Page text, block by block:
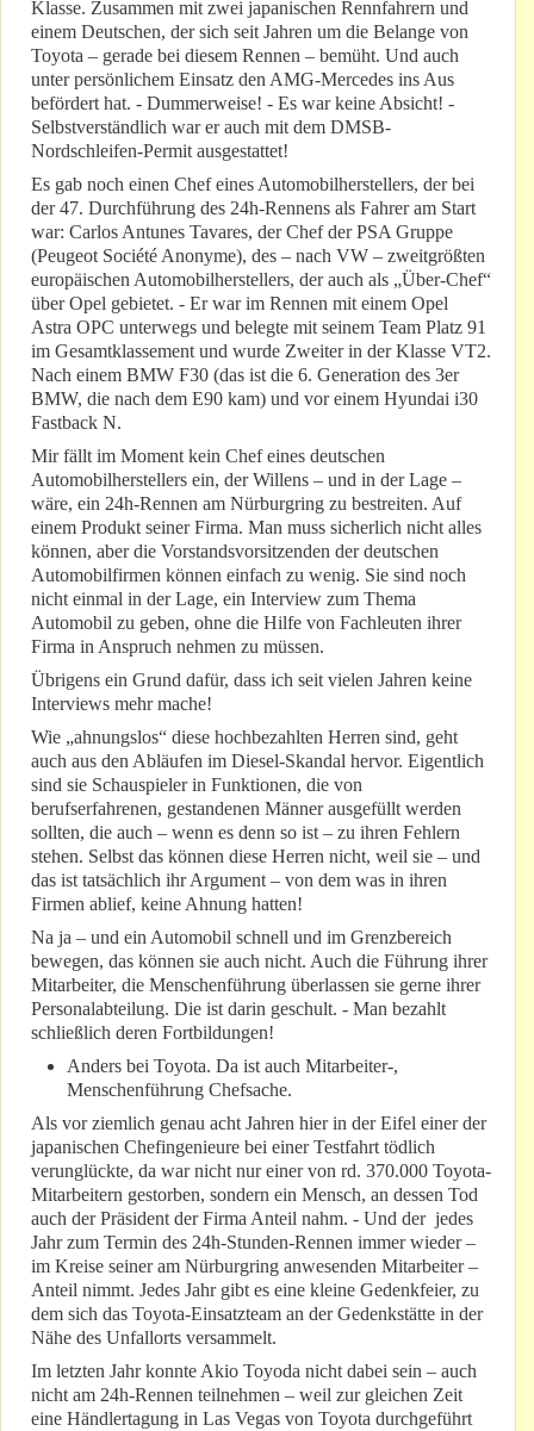
Klasse. Zusammen mit zwei japanischen Rennfahrern und
einem Deutschen, der sich seit Jahren um die Belange von
Toyota – gerade bei diesem Rennen – bemüht. Und auch
unter persönlichem Einsatz den AMG-Mercedes ins Aus
befördert hat. - Dummerweise! - Es war keine Absicht! -
Selbstverständlich war er auch mit dem DMSB-
Nordschleifen-Permit ausgestattet!
Es gab noch einen Chef eines Automobilherstellers, der bei
der 47. Durchführung des 24h-Rennens als Fahrer am Start
war: Carlos Antunes Tavares, der Chef der PSA Gruppe
(Peugeot Société Anonyme), des – nach VW – zweitgrößten
europäischen Automobilherstellers, der auch als „Über-Chef“
über Opel gebietet. - Er war im Rennen mit einem Opel
Astra OPC unterwegs und belegte mit seinem Team Platz 91
im Gesamtklassement und wurde Zweiter in der Klasse VT2.
Nach einem BMW F30 (das ist die 6. Generation des 3er
BMW, die nach dem E90 kam) und vor einem Hyundai i30
Fastback N.
Mir fällt im Moment kein Chef eines deutschen
Automobilherstellers ein, der Willens – und in der Lage –
wäre, ein 24h-Rennen am Nürburgring zu bestreiten. Auf
einem Produkt seiner Firma. Man muss sicherlich nicht alles
können, aber die Vorstandsvorsitzenden der deutschen
Automobilfirmen können einfach zu wenig. Sie sind noch
nicht einmal in der Lage, ein Interview zum Thema
Automobil zu geben, ohne die Hilfe von Fachleuten ihrer
Firma in Anspruch nehmen zu müssen.
Übrigens ein Grund dafür, dass ich seit vielen Jahren keine
Interviews mehr mache!
Wie „ahnungslos“ diese hochbezahlten Herren sind, geht
auch aus den Abläufen im Diesel-Skandal hervor. Eigentlich
sind sie Schauspieler in Funktionen, die von
berufserfahrenen, gestandenen Männer ausgefüllt werden
sollten, die auch – wenn es denn so ist – zu ihren Fehlern
stehen. Selbst das können diese Herren nicht, weil sie – und
das ist tatsächlich ihr Argument – von dem was in ihren
Firmen ablief, keine Ahnung hatten!
Na ja – und ein Automobil schnell und im Grenzbereich
bewegen, das können sie auch nicht. Auch die Führung ihrer
Mitarbeiter, die Menschenführung überlassen sie gerne ihrer
Personalabteilung. Die ist darin geschult. - Man bezahlt
schließlich deren Fortbildungen!
Anders bei Toyota. Da ist auch Mitarbeiter-,
Menschenführung Chefsache.
Als vor ziemlich genau acht Jahren hier in der Eifel einer der
japanischen Chefingenieure bei einer Testfahrt tödlich
verunglückte, da war nicht nur einer von rd. 370.000 Toyota-
Mitarbeitern gestorben, sondern ein Mensch, an dessen Tod
auch der Präsident der Firma Anteil nahm. - Und der jedes
Jahr zum Termin des 24h-Stunden-Rennen immer wieder –
im Kreise seiner am Nürburgring anwesenden Mitarbeiter –
Anteil nimmt. Jedes Jahr gibt es eine kleine Gedenkfeier, zu
dem sich das Toyota-Einsatzteam an der Gedenkstätte in der
Nähe des Unfallorts versammelt.
Im letzten Jahr konnte Akio Toyoda nicht dabei sein – auch
nicht am 24h-Rennen teilnehmen – weil zur gleichen Zeit
eine Händlertagung in Las Vegas von Toyota durchgeführt